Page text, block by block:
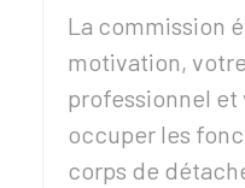
La commission
motivation,
professionnel
occuper les
corps de